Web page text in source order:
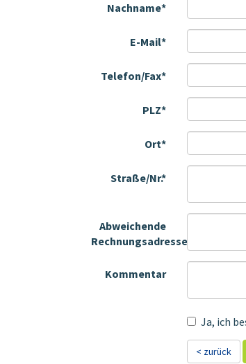
Nachname*
E-Mail*
Telefon/Fax*
PLZ*
Ort*
Straße/Nr.*
Abweichende
Rechnungsadresse
Kommentar
Ja, ich
< zurück